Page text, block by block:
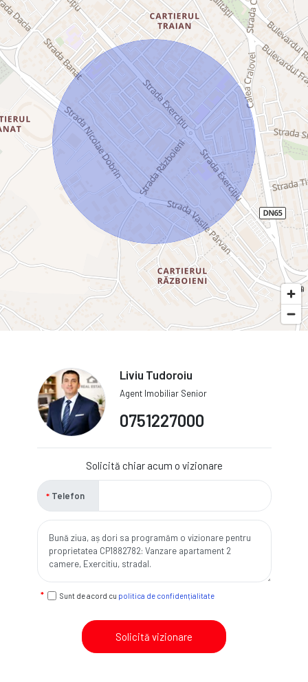
Liviu Tudoroiu
Agent Imobiliar Senior
0751227000
Solicită chiar acum o vizionare
Telefon
Sunt de acord cu politica de confidențialitate
Solicită vizionare